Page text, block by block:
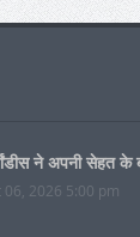
ने अपनी सेहत के
06, 2026 5:00 pm